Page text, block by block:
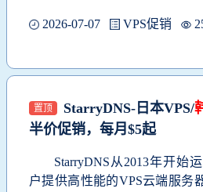
2026-07-07 VPS促销
置顶 StarryDNS-日本VPS/
半价促销，每月$5起
StarryDNS从2013年开始运
户提供高性能的VPS云端服务